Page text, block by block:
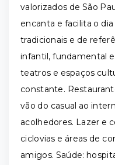
valorizados de São
encanta e facilita o
tradicionais e de
infantil, fundamental
teatros e espaços
constante.
vão do casual ao
acolhedores. Lazer e
ciclovias e áreas de
amigos. Saúde: